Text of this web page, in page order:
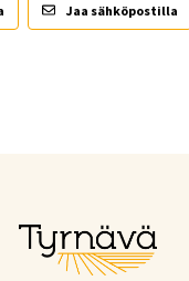
Jaa sähköpostilla